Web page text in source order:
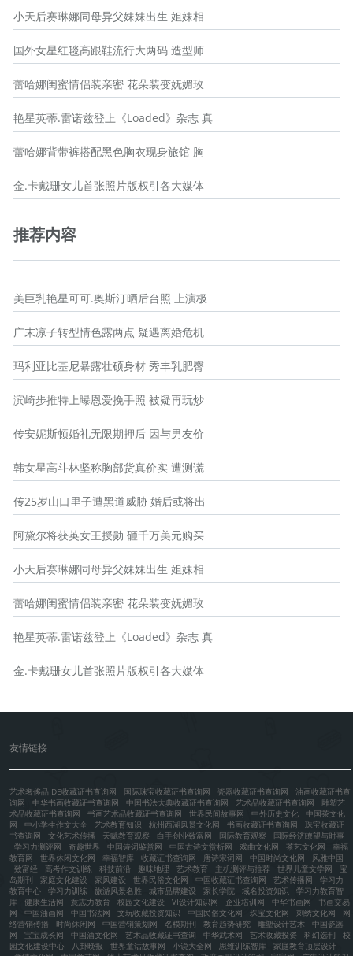
小天后赛琳娜同母异父妹妹出生 姐妹相
国外女星红毯高跟鞋流行大两码 造型师
蕾哈娜闺蜜情侣装亲密 花朵装变妩媚玫
艳星英蒂.雷诺兹登上《Loaded》杂志 真
蕾哈娜背带裤搭配黑色胸衣现身旅馆 胸
金.卡戴珊女儿首张照片版权引各大媒体
推荐内容
美巨乳艳星可可.奥斯汀晒后台照 上演极
广末凉子转型情色露两点 疑遇离婚危机
玛利亚比基尼暴露壮硕身材 秀丰乳肥臀
滨崎步推特上曝恩爱挽手照 被疑再玩炒
传安妮斯顿婚礼无限期押后 因与男友价
韩女星高斗林坚称胸部货真价实 遭测谎
传25岁山口里子遭黑道威胁 婚后或将出
阿黛尔将获英女王授勋 砸千万美元购买
小天后赛琳娜同母异父妹妹出生 姐妹相
蕾哈娜闺蜜情侣装亲密 花朵装变妩媚玫
艳星英蒂.雷诺兹登上《Loaded》杂志 真
金.卡戴珊女儿首张照片版权引各大媒体
友情链接
艺术奢侈品IDE收藏证书查询网 国际珠宝收藏证书查询网 瓷器收藏证书查询网
油画收藏证书查
询网
中华书画收藏证书查询网 中国书法大典收藏证书查询网 艺术品收藏证书查询网
雕塑艺
术品收藏证书查询网
书画艺术品收藏证书查询网 世界民间故事网 中外历史文化
中国茶文化
网
中小学生作文大全 艺术教育知识 杭州西湖风景文化网 书画收藏证书查询网
珠宝收藏证
书查询网
文化艺术传播 天赋教育观察 白手创业致富网 国际教育观察
国际经济瞭望与时事
学习力测评网
奇趣世界 中国诗词鉴赏网 中国古诗文赏析网 戏曲文化网 茶艺文化网
幸福
教育网
世界休闲文化网 幸福智库 收藏证书查询网 唐诗宋词网 中国时尚文化网
风雅中国
致富经
高考作文训练 科技前沿 趣味地理 艺术教育 主机测评与推荐 世界儿童文学网
宝
岛期刊
家庭文化建设 家风建设 世界民俗文化网 中国收藏证书查询网 艺术传播网
学习力
教育中心
学习力训练 旅游风景名胜 城市品牌建设 家长学院 域名投资知识
学习力教育智
库
健康生活网 意志力教育 校园文化建设 VI设计知识网 企业培训网 中华书画网
书画交易
网
中国油画网 中国书法网 文玩收藏投资知识 中国民俗文化网 珠宝文化网 刺绣文化网
网
络营销传播
时尚休闲网 中国营销策划网 名模期刊 教育趋势研究 雕塑设计艺术
中国瓷器
网
宝宝成长网 中国酒文化网 艺术品收藏证书查询 中华武术网 艺术收藏投资 科幻选刊
校
园文化建设中心
八卦晚报 世界童话故事网 小说大全网 思维训练智库
家庭教育顶层设计